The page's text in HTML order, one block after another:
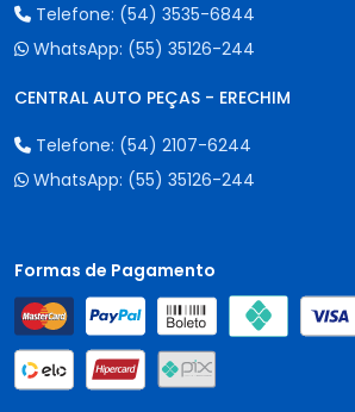
Telefone: (54) 3535-6844
WhatsApp: (55) 35126-244
CENTRAL AUTO PEÇAS - ERECHIM
Telefone: (54) 2107-6244
WhatsApp: (55) 35126-244
Formas de Pagamento